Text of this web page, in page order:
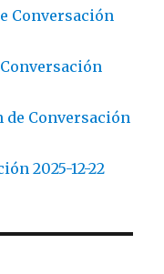
Conversación
de Conversación
2025-12-22